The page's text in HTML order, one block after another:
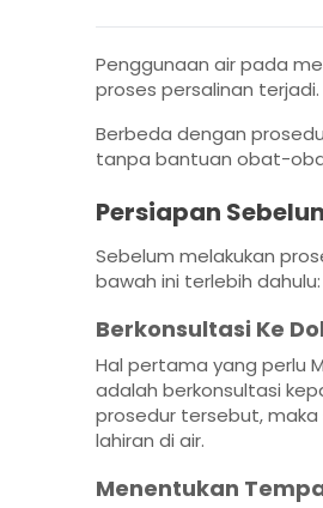
Penggunaan air pada
proses persalinan terjadi.
Berbeda dengan
tanpa bantuan obat-
Persiapan
Sebelum melakukan
bawah ini terlebih dahulu:
Berkonsultasi Ke
Hal pertama yang perlu
adalah berkonsultasi
prosedur tersebut,
lahiran di air.
Menentukan